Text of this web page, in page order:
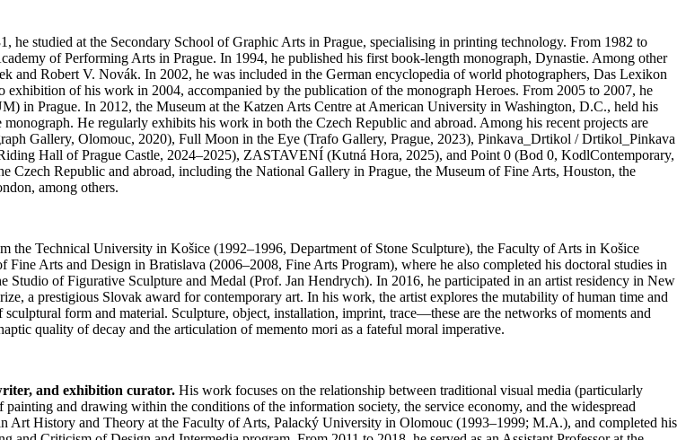
he studied at the Secondary School of Graphic Arts in Prague, specialising in printing technology. From 1982 to
of Performing Arts in Prague. In 1994, he published his first book-length monograph, Dynastie. Among other
and Robert V. Novák. In 2002, he was included in the German encyclopedia of world photographers, Das Lexikon
of his work in 2004, accompanied by the publication of the monograph Heroes. From 2005 to 2007, he
in Prague. In 2012, the Museum at the Katzen Arts Centre at American University in Washington, D.C., held his
He regularly exhibits his work in both the Czech Republic and abroad. Among his recent projects are
Gallery, Olomouc, 2020), Full Moon in the Eye (Trafo Gallery, Prague, 2023), Pinkava_Drtikol / Drtikol_Pinkava
Hall of Prague Castle, 2024–2025), ZASTAVENÍ (Kutná Hora, 2025), and Point 0 (Bod 0, KodlContemporary,
Republic and abroad, including the National Gallery in Prague, the Museum of Fine Arts, Houston, the
among others.
the Technical University in Košice (1992–1996, Department of Stone Sculpture), the Faculty of Arts in Košice
Arts and Design in Bratislava (2006–2008, Fine Arts Program), where he also completed his doctoral studies in
of Figurative Sculpture and Medal (Prof. Jan Hendrych). In 2016, he participated in an artist residency in New
a prestigious Slovak award for contemporary art. In his work, the artist explores the mutability of human time and
form and material. Sculpture, object, installation, imprint, trace—these are the networks of moments and
quality of decay and the articulation of memento mori as a fateful moral imperative.
and exhibition curator. His work focuses on the relationship between traditional visual media (particularly
and drawing within the conditions of the information society, the service economy, and the widespread
Art History and Theory at the Faculty of Arts, Palacký University in Olomouc (1993–1999; M.A.), and completed his